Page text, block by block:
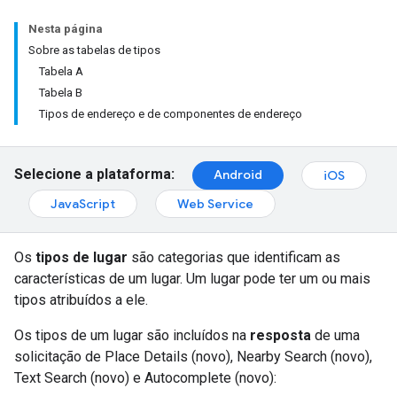
Nesta página
Sobre as tabelas de tipos
Tabela A
Tabela B
Tipos de endereço e de componentes de endereço
Selecione a plataforma: Android
iOS
JavaScript
Web Service
Os tipos de lugar são categorias que identificam as
características de um lugar. Um lugar pode ter um ou mais
tipos atribuídos a ele.
Os tipos de um lugar são incluídos na resposta de uma
solicitação de Place Details (novo), Nearby Search (novo),
Text Search (novo) e Autocomplete (novo):